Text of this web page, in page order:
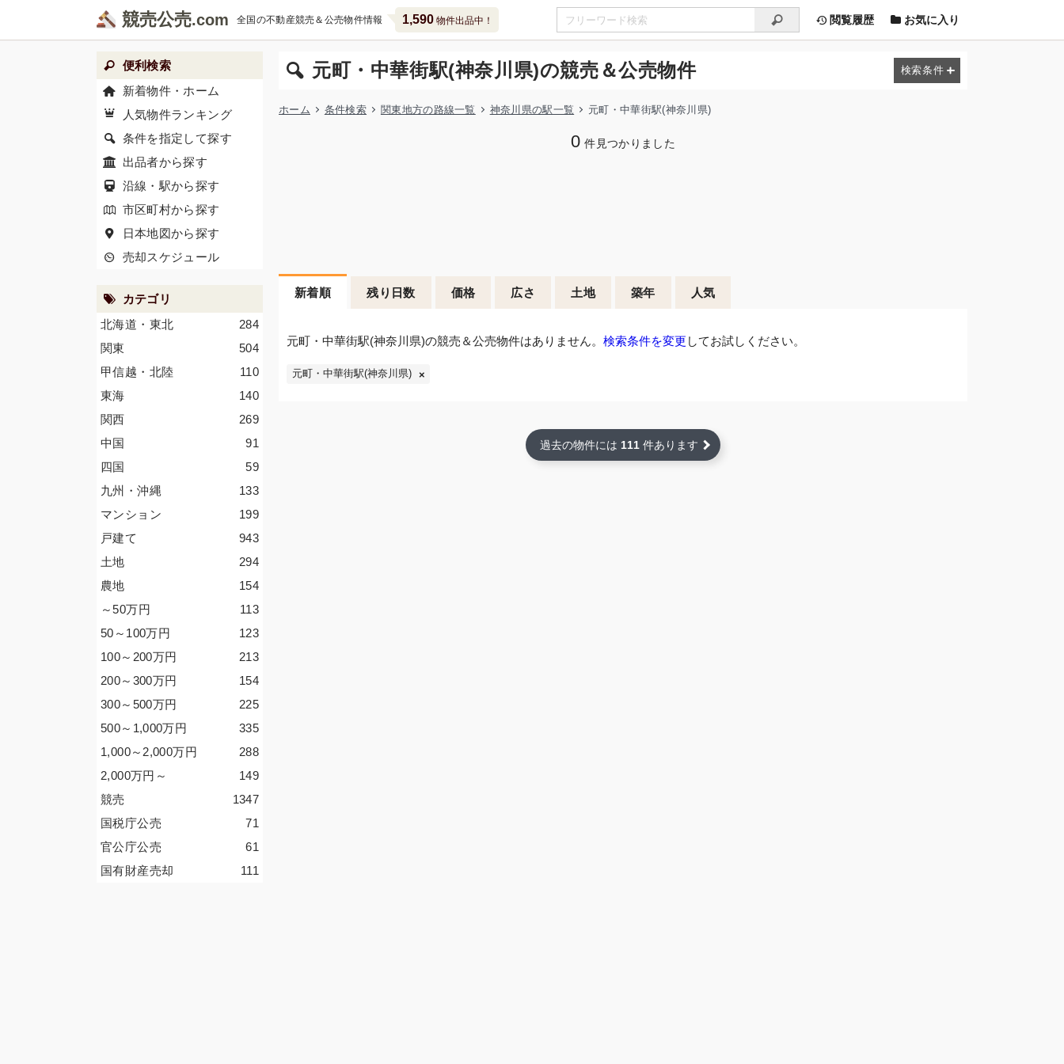
競売公売 全国の不動産競売＆公売物件情報 1,590物件出品中！ 閲覧履歴 お気に入り
元町・中華街駅(神奈川県)の競売＆公売物件
ホーム 条件検索 関東地方の路線一覧 神奈川県の駅一覧 元町・中華街駅(神奈川県)
0 件見つかりました
新着順 残り日数 価格 広さ 土地 築年 人気
元町・中華街駅(神奈川県)の競売＆公売物件はありません。 検索条件を変更 してお試しください。
元町・中華街駅(神奈川県)
過去の物件には 111 件あります
便利検索
新着物件・ホーム
人気物件ランキング
条件を指定して探す
出品者から探す
沿線・駅から探す
市区町村から探す
日本地図から探す
売却スケジュール
カテゴリ
284
北海道・東北
504
関東
110
甲信越・北陸
140
東海
269
関西
91
中国
59
四国
133
九州・沖縄
199
マンション
943
戸建て
294
土地
154
農地
113
～50万円
123
50～100万円
213
100～200万円
154
200～300万円
225
300～500万円
335
500～1,000万円
288
1,000～2,000万円
149
2,000万円 ～
1347
競売
71
国税庁公売
61
官公庁公売
111
国有財産売却